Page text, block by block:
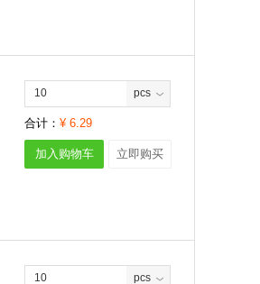
pcs
合计： ¥ 6.29
加入购物车 立即购买
pcs